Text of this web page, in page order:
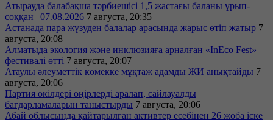
Атырауда балабақша тәрбиешісі 1,5 жастағы баланы ұрып-
соққан | 07.08.2026 7 августа, 20:35
Астанада пара жүзуден балалар арасында жарыс өтіп жатыр 7
августа, 20:08
Алматыда экология және инклюзияға арналған «InEco Fest»
фестивалі өтті 7 августа, 20:07
Атаулы әлеуметтік көмекке мұқтаж адамды ЖИ анықтайды 7
августа, 20:06
Партия өкілдері өңірлерді аралап, сайлауалды
бағдарламаларын таныстырды 7 августа, 20:06
Абай облысында қайтарылған активтер есебінен 26 жоба іске